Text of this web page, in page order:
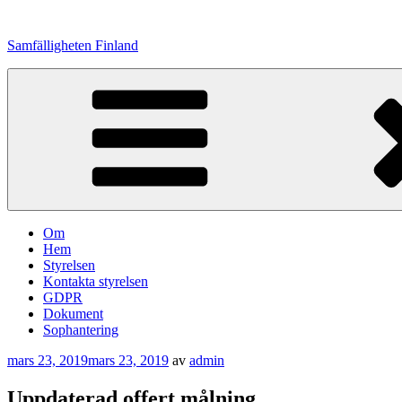
innehåll
Samfälligheten Finland
Om
Hem
Styrelsen
Kontakta styrelsen
GDPR
Dokument
Sophantering
Publicerat
mars 23, 2019mars 23, 2019 av admin